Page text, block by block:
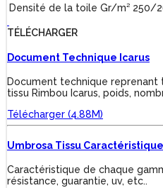
Densité de la toile Gr/m² 250/
TÉLÉCHARGER
Document Technique Icarus
Document technique
tissu Rimbou Icarus, poids,
Télécharger (4.88M)
Umbrosa Tissu Caractéristique
Caractéristique de chaque
résistance, guarantie, uv, etc..